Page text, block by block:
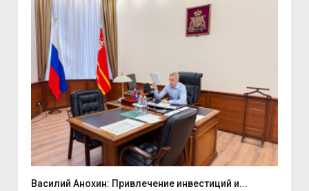
Василий Анохин: Привлечение инвестиций и...